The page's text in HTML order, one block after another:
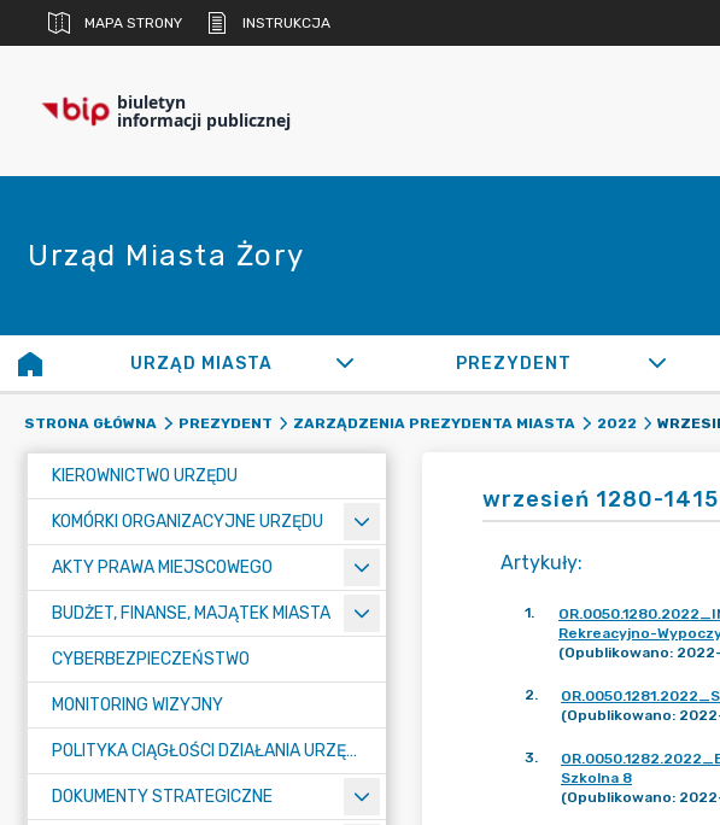
MAPA STRONY INSTRUKCJA
biuletyn
informacji publicznej
Urząd Miasta Żory
URZĄD MIASTA PREZYDENT
STRONA GŁÓWNA PREZYDENT ZARZĄDZENIA PREZYDENTA MIASTA 2022
KIEROWNICTWO URZĘDU
KOMÓRKI ORGANIZACYJNE URZĘDU
AKTY PRAWA MIEJSCOWEGO
BUDŻET, FINANSE, MAJĄTEK MIASTA
CYBERBEZPIECZEŃSTWO
MONITORING WIZYJNY
POLITYKA CIĄGŁOŚCI DZIAŁANIA URZĘDU MIASTA ŻORY
DOKUMENTY STRATEGICZNE
wrzesień 1280-1415
Artykuły:
1.
Rekreacyjno-
(Opublikowano:
2.
(Opublikowano:
3.
Szkolna 8
(Opublikowano: